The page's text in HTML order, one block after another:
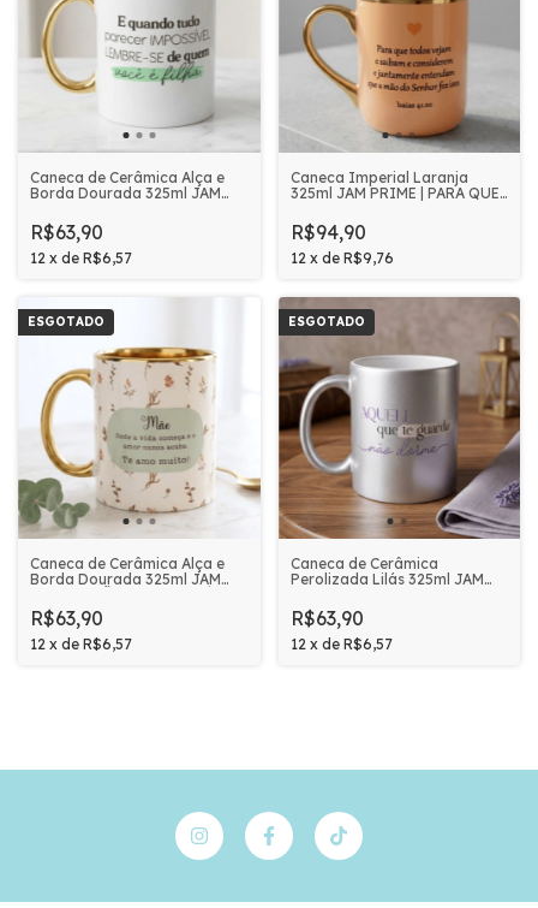
Caneca de Cerâmica Alça e
Borda Dourada 325ml JAM
VOCÊ É FILHA
R$63,90
12 x de R$6,57
Caneca Imperial Laranja
325ml JAM PRIME | PARA QUE
R$94,90
12 x de R$9,76
ESGOTADO
Caneca de Cerâmica Alça e
Borda Dourada 325ml JAM
ESTÁ TUDO FLORESCE
R$63,90
12 x de R$6,57
ESGOTADO
Caneca de Cerâmica
Perolizada Lilás 325ml JAM
GUARDA NÃO DORME
R$63,90
12 x de R$6,57